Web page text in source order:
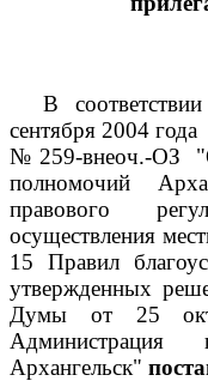
В
сентября 2004 года
№259-внеоч.-ОЗ "О
полномочий
правового
осуществления
15 Правил
утвержденных
Думы от 25
Администрация
Архангельск"